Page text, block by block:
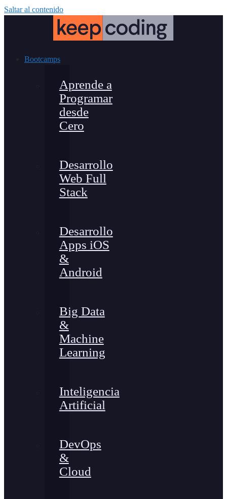
Saltar al contenido
Bootcamps
Aprende a
Programar
desde
Cero
Desarrollo
Web Full
Stack
Desarrollo
Apps iOS
&
Android
Big Data
&
Machine
Learning
Inteligencia
Artificial
DevOps
&
Cloud